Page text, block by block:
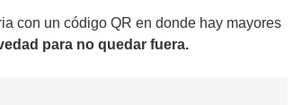
con un código QR en donde hay mayores
para no quedar fuera.